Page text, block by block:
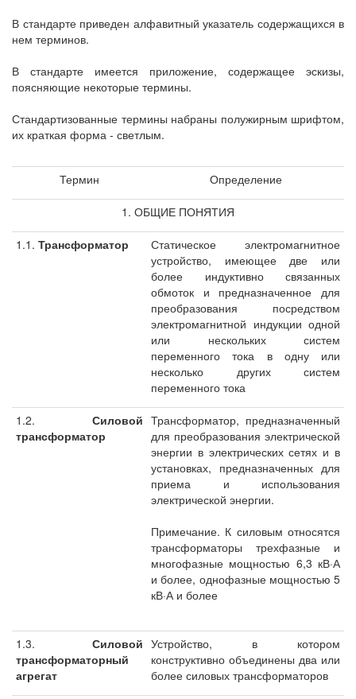
В стандарте приведен алфавитный указатель содержащихся в
нем терминов.
В стандарте имеется приложение, содержащее эскизы,
поясняющие некоторые термины.
Стандартизованные термины набраны полужирным шрифтом,
их краткая форма - светлым.
Термин Определение
1. ОБЩИЕ ПОНЯТИЯ
1.1. Трансформатор
Статическое электромагнитное
устройство, имеющее две или
более индуктивно связанных
обмоток и предназначенное для
преобразования посредством
электромагнитной индукции одной
или нескольких систем
переменного тока в одну или
несколько других систем
переменного тока
1.2. Силовой
трансформатор
Трансформатор, предназначенный
для преобразования электрической
энергии в электрических сетях и в
установках, предназначенных для
приема и использования
электрической энергии.
Примечание. К силовым относятся
трансформаторы трехфазные и
многофазные мощностью 6,3 кВ·А
и более, однофазные мощностью 5
кВ·А и более
1.3. Силовой
трансформаторный
агрегат
Устройство, в котором
конструктивно объединены два или
более силовых трансформаторов